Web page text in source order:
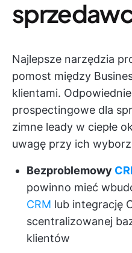
Najlepsze narzędzia
pomost między
klientami.
prospectingowe dla
zimne leady w ciepłe
uwagę przy ich
Bezproblemowy
powinno mieć
CRM lub integrację
scentralizowanej
klientów